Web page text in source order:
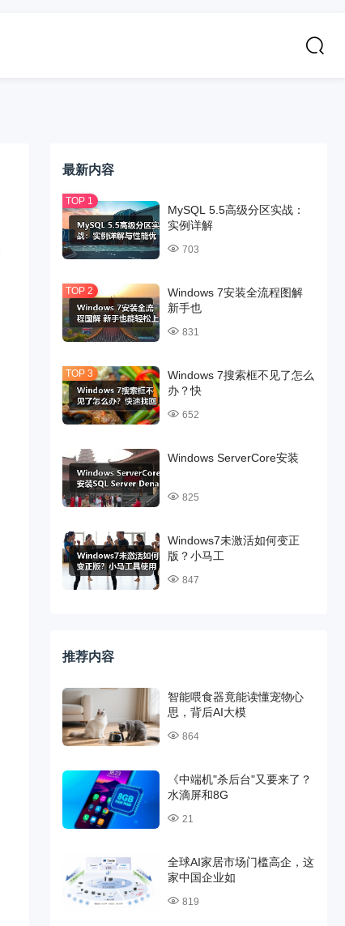
最新内容
MySQL 5.5高级分区实战：
实例详解
703
Windows 7安装全流程图解
新手也
831
Windows 7搜索框不见了怎么
办？快
652
Windows ServerCore安装
825
Windows7未激活如何变正
版？小马工
847
推荐内容
智能喂食器竟能读懂宠物心
思，背后AI大模
864
《中端机"杀后台"又要来了？
水滴屏和8G
21
全球AI家居市场门槛高企，这
家中国企业如
819